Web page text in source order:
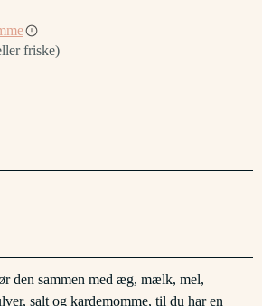
friske)
den sammen med æg, mælk, mel,
salt og kardemomme, til du har en